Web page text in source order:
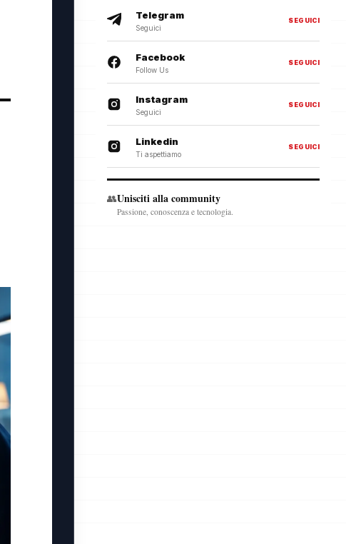
Telegram
Seguici
SEGUICI
Facebook
Follow Us
SEGUICI
Instagram
Seguici
SEGUICI
Linkedin
Ti aspettiamo
SEGUICI
👥Unisciti alla community
Passione, conoscenza e tecnologia.